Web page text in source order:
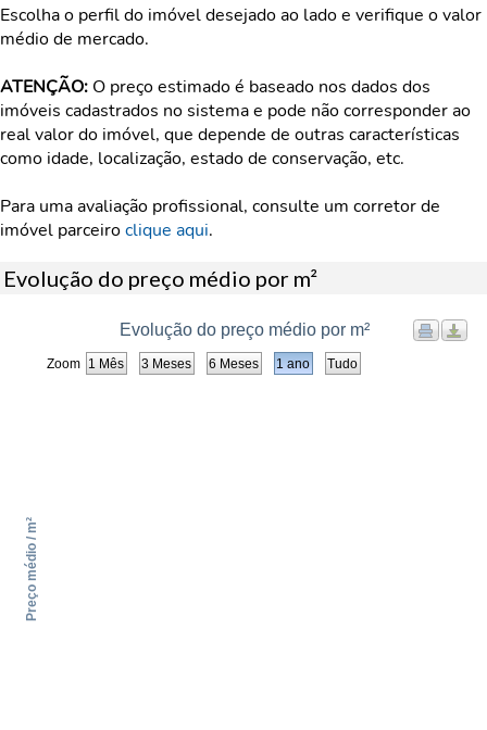
Escolha o perfil do imóvel desejado ao lado e verifique o valor
médio de mercado.
ATENÇÃO: O preço estimado é baseado nos dados dos
imóveis cadastrados no sistema e pode não corresponder ao
real valor do imóvel, que depende de outras características
como idade, localização, estado de conservação, etc.
Para uma avaliação profissional, consulte um corretor de
imóvel parceiroclique aqui.
Evolução do preço médio por m²
Zoom
Evolução do preço médio por m²
Preço médio / m²
1 Mês 3 Meses 6 Meses 1 ano Tudo